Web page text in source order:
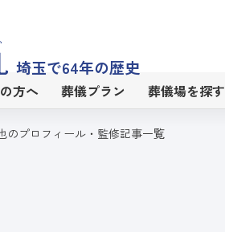
埼玉で64年の歴史
方へ 葬儀プラン 葬儀場を探す
のプロフィール・監修記事一覧